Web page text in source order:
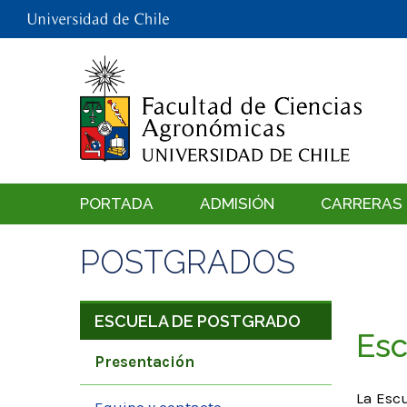
PORTADA ADMISIÓN CARRERAS
POSTGRADOS
ESCUELA DE POSTGRADO
Presentación
La